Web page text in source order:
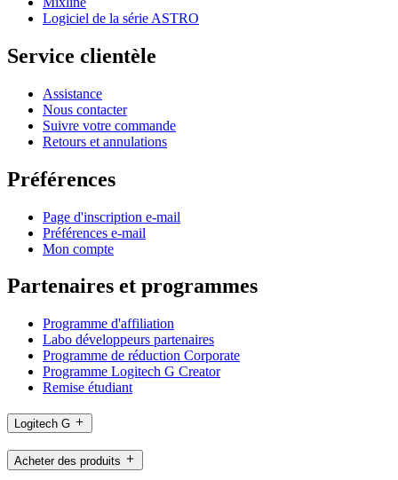
Logiciel de la série ASTRO
Service clientèle
Assistance
Nous contacter
Suivre votre commande
Retours et annulations
Préférences
Page d'inscription e-mail
Préférences e-mail
Mon compte
Partenaires et programmes
Programme d'affiliation
Labo développeurs partenaires
Programme de réduction Corporate
Programme Logitech G Creator
Remise étudiant
Logitech G
Acheter des produits